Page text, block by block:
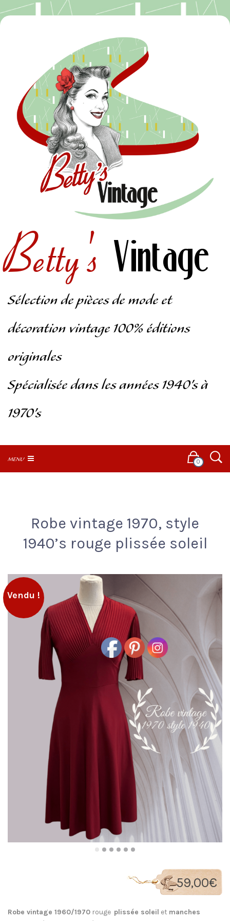
Betty's Vintage
Sélection de pièces de mode et
décoration vintage 100% éditions
originales
Spécialisée dans les années 1940’s à
1970’s
MENU 0
Robe vintage 1970, style
1940’s rouge plissée soleil
Vendu !
59,00€
Robe vintage 1960/1970 rouge plissée soleil et manches